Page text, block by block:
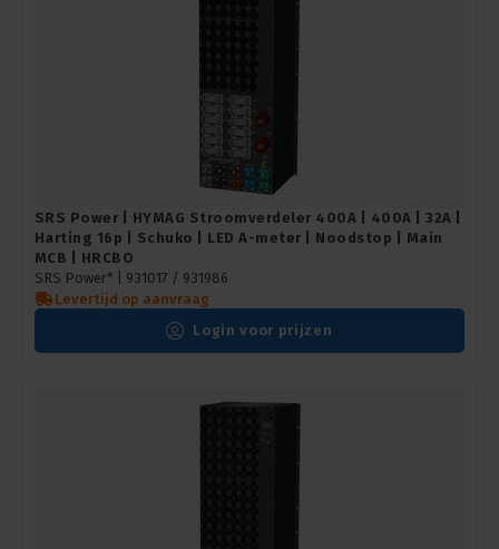
SRS Power | HYMAG Stroomverdeler 400A | 400A | 32A |
Harting 16p | Schuko | LED A-meter | Noodstop | Main
MCB | HRCBO
SRS Power* | 931017 / 931986
Levertijd op aanvraag
Login voor prijzen